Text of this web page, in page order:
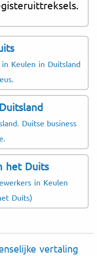
Keulen in Duitsland
Duitse business
het Duits
in Keulen
Duits)
vertaling